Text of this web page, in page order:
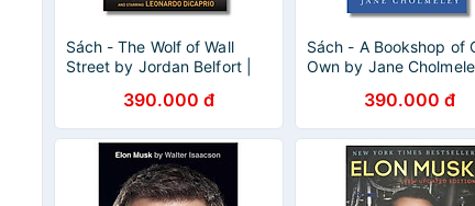
Sách - The Wolf of Wall
Street by Jordan Belfort |
Ngoại văn Nhập khẩu
390.000 đ
Sách - A Bookshop of
Own by Jane
Ngoại văn Nhập khẩu
390.000 đ